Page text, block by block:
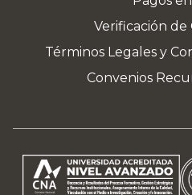
Verificación de
Términos Legales y
Convenios